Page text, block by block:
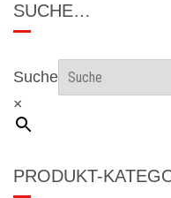
SUCHE…
Suche
×
PRODUKT-